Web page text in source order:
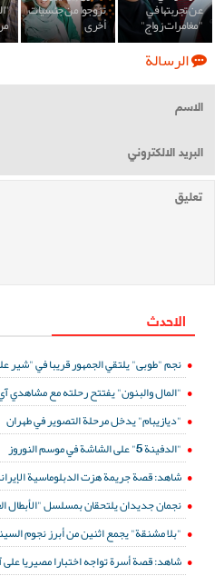
عن تجربتها في
"مغامرات زواج"
تزوجوا من جنسيات
أخرى
الرسالة
الاحدث
نجم "طوبى" يلتقي الجمهور قريبا في "شير
"المال والبنون" يفتتح رحلته مع مشاهدي
"ديازيبام" يدخل مرحلة التصوير في طهران
"الدفينة 5" على الشاشة في موسم النوروز
شاهد: قصة جريمة هزت الدبلوماسية
نجمان جديدان يلتحقان بمسلسل "الأبطال
"بلا مشنقة" يجمع اثنين من أبرز نجوم
شاهد: قصة أسرة تواجه اختبارا مصيريا